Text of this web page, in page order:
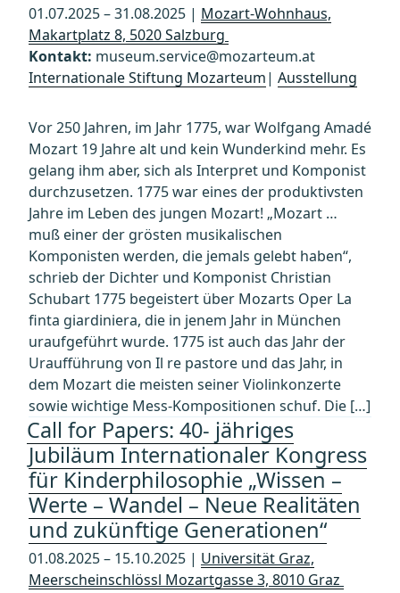
01.07.2025 – 31.08.2025 | Mozart-Wohnhaus,
Makartplatz 8, 5020 Salzburg
Kontakt: museum.service@mozarteum.at
Internationale Stiftung Mozarteum| Ausstellung
Vor 250 Jahren, im Jahr 1775, war Wolfgang Amadé
Mozart 19 Jahre alt und kein Wunderkind mehr. Es
gelang ihm aber, sich als Interpret und Komponist
durchzusetzen. 1775 war eines der produktivsten
Jahre im Leben des jungen Mozart! „Mozart …
muß einer der grösten musikalischen
Komponisten werden, die jemals gelebt haben“,
schrieb der Dichter und Komponist Christian
Schubart 1775 begeistert über Mozarts Oper La
finta giardiniera, die in jenem Jahr in München
uraufgeführt wurde. 1775 ist auch das Jahr der
Uraufführung von Il re pastore und das Jahr, in
dem Mozart die meisten seiner Violinkonzerte
sowie wichtige Mess-Kompositionen schuf. Die […]
Call for Papers: 40- jähriges
Jubiläum Internationaler Kongress
für Kinderphilosophie „Wissen –
Werte – Wandel – Neue Realitäten
und zukünftige Generationen“
01.08.2025 – 15.10.2025 | Universität Graz,
Meerscheinschlössl Mozartgasse 3, 8010 Graz